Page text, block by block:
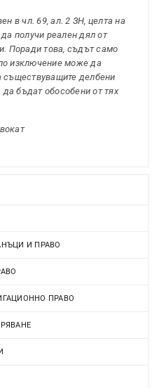
в чл. 69, ал. 2 ЗН, целта на
получи реален дял от
Поради това, съдът само
изключение може да
съществуващите делбени
бъдат обособени от тях
И ПРАВО
ПРАВО